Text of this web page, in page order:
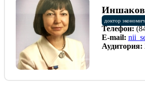
доктор
Телефон:
E-mail:
Аудитория: